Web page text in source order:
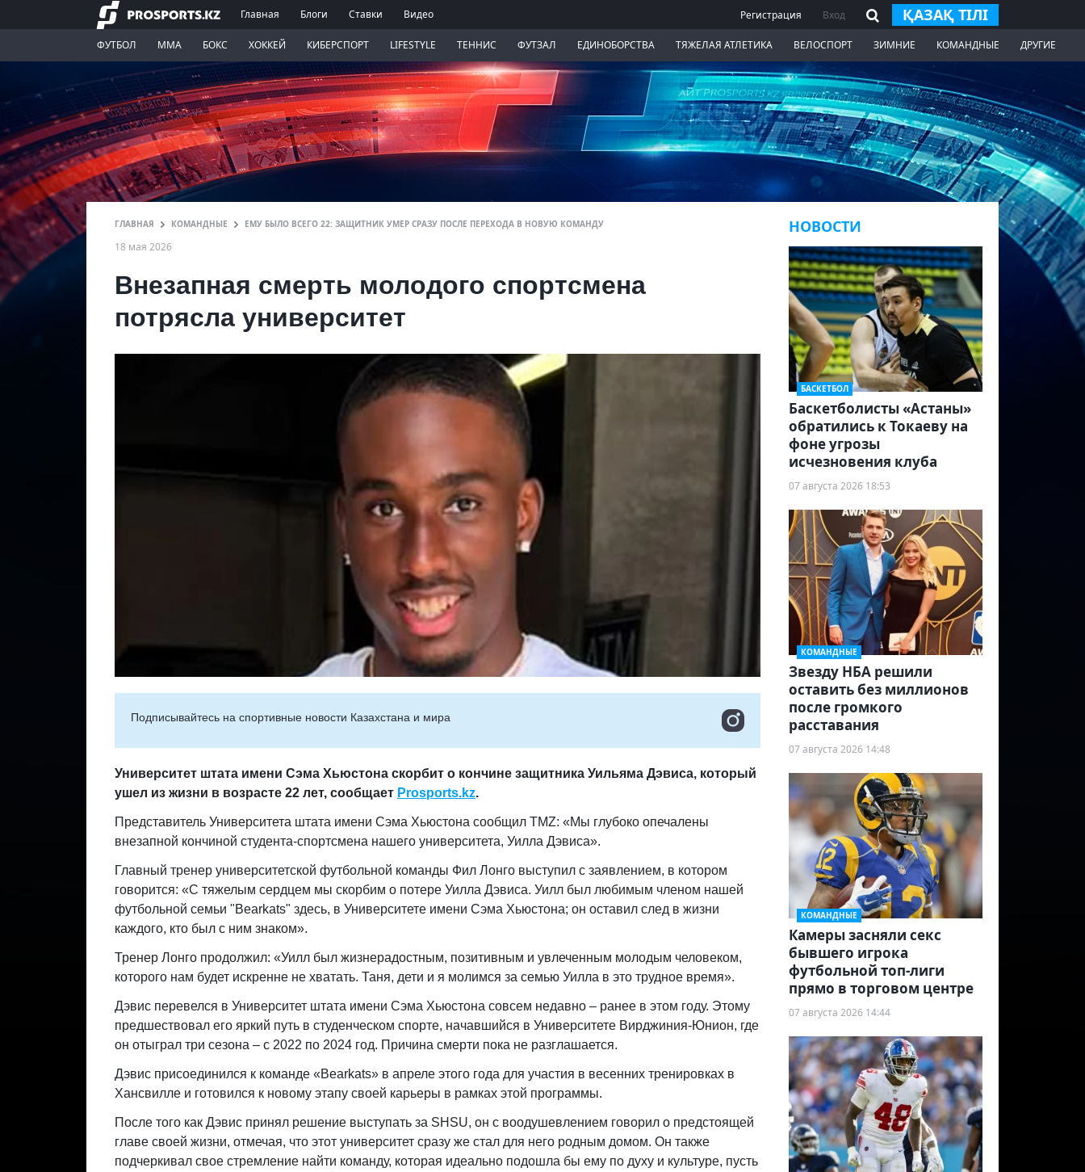
Главная Блоги Ставки Видео Регистрация Вход ҚАЗАҚ ТІЛІ
ФУТБОЛ ММА БОКС ХОККЕЙ КИБЕРСПОРТ LIFESTYLE ТЕННИС ФУТЗАЛ ЕДИНОБОРСТВА ТЯЖЕЛАЯ АТЛЕТИКА ВЕЛОСПОРТ ЗИМНИЕ КОМАНДНЫЕ ДРУГИЕ
ГЛАВНАЯ КОМАНДНЫЕ ЕМУ БЫЛО ВСЕГО 22: ЗАЩИТНИК УМЕР СРАЗУ ПОСЛЕ ПЕРЕХОДА В НОВУЮ КОМАНДУ
18 мая 2026
Внезапная смерть молодого спортсмена
потрясла университет
Подписывайтесь на cпортивные новости Казахстана и мира
Университет штата имени Сэма Хьюстона скорбит о кончине защитника Уильяма Дэвиса, который
ушел из жизни в возрасте 22 лет, сообщает Prosports.kz.
Представитель Университета штата имени Сэма Хьюстона сообщил TMZ: «Мы глубоко опечалены
внезапной кончиной студента-спортсмена нашего университета, Уилла Дэвиса».
Главный тренер университетской футбольной команды Фил Лонго выступил с заявлением, в котором
говорится: «С тяжелым сердцем мы скорбим о потере Уилла Дэвиса. Уилл был любимым членом нашей
футбольной семьи "Bearkats" здесь, в Университете имени Сэма Хьюстона; он оставил след в жизни
каждого, кто был с ним знаком».
Тренер Лонго продолжил: «Уилл был жизнерадостным, позитивным и увлеченным молодым человеком,
которого нам будет искренне не хватать. Таня, дети и я молимся за семью Уилла в это трудное время».
Дэвис перевелся в Университет штата имени Сэма Хьюстона совсем недавно – ранее в этом году. Этому
предшествовал его яркий путь в студенческом спорте, начавшийся в Университете Вирджиния-Юнион, где
он отыграл три сезона – с 2022 по 2024 год. Причина смерти пока не разглашается.
Дэвис присоединился к команде «Bearkats» в апреле этого года для участия в весенних тренировках в
Хансвилле и готовился к новому этапу своей карьеры в рамках этой программы.
После того как Дэвис принял решение выступать за SHSU, он с воодушевлением говорил о предстоящей
главе своей жизни, отмечая, что этот университет сразу же стал для него родным домом. Он также
подчеркивал свое стремление найти команду, которая идеально подошла бы ему по духу и культуре, пусть
НОВОСТИ
БАСКЕТБОЛ
Баскетболисты «Астаны»
обратились к Токаеву на
фоне угрозы
исчезновения клуба
07 августа 2026 18:53
КОМАНДНЫЕ
Звезду НБА решили
оставить без миллионов
после громкого
расставания
07 августа 2026 14:48
КОМАНДНЫЕ
Камеры засняли секс
бывшего игрока
футбольной топ-лиги
прямо в торговом центре
07 августа 2026 14:44